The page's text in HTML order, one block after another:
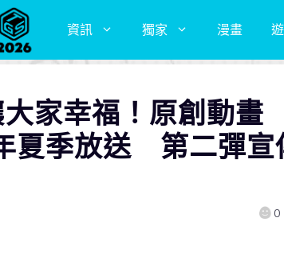
資訊 獨家 漫畫
家幸福！原創動畫
夏季放送 第二彈宣
0